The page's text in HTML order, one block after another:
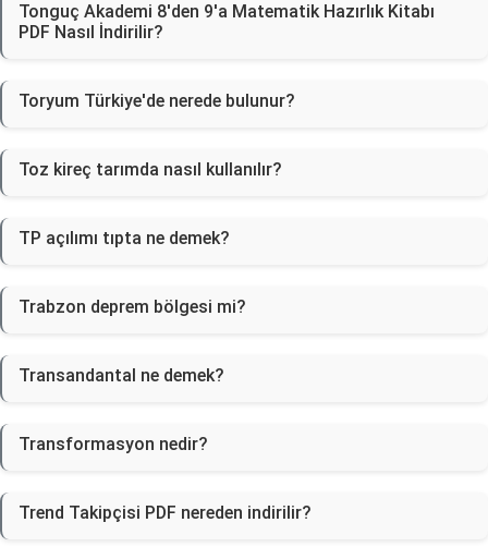
Tonguç Akademi 8'den 9'a Matematik Hazırlık Kitabı
PDF Nasıl İndirilir?
Toryum Türkiye'de nerede bulunur?
Toz kireç tarımda nasıl kullanılır?
TP açılımı tıpta ne demek?
Trabzon deprem bölgesi mi?
Transandantal ne demek?
Transformasyon nedir?
Trend Takipçisi PDF nereden indirilir?